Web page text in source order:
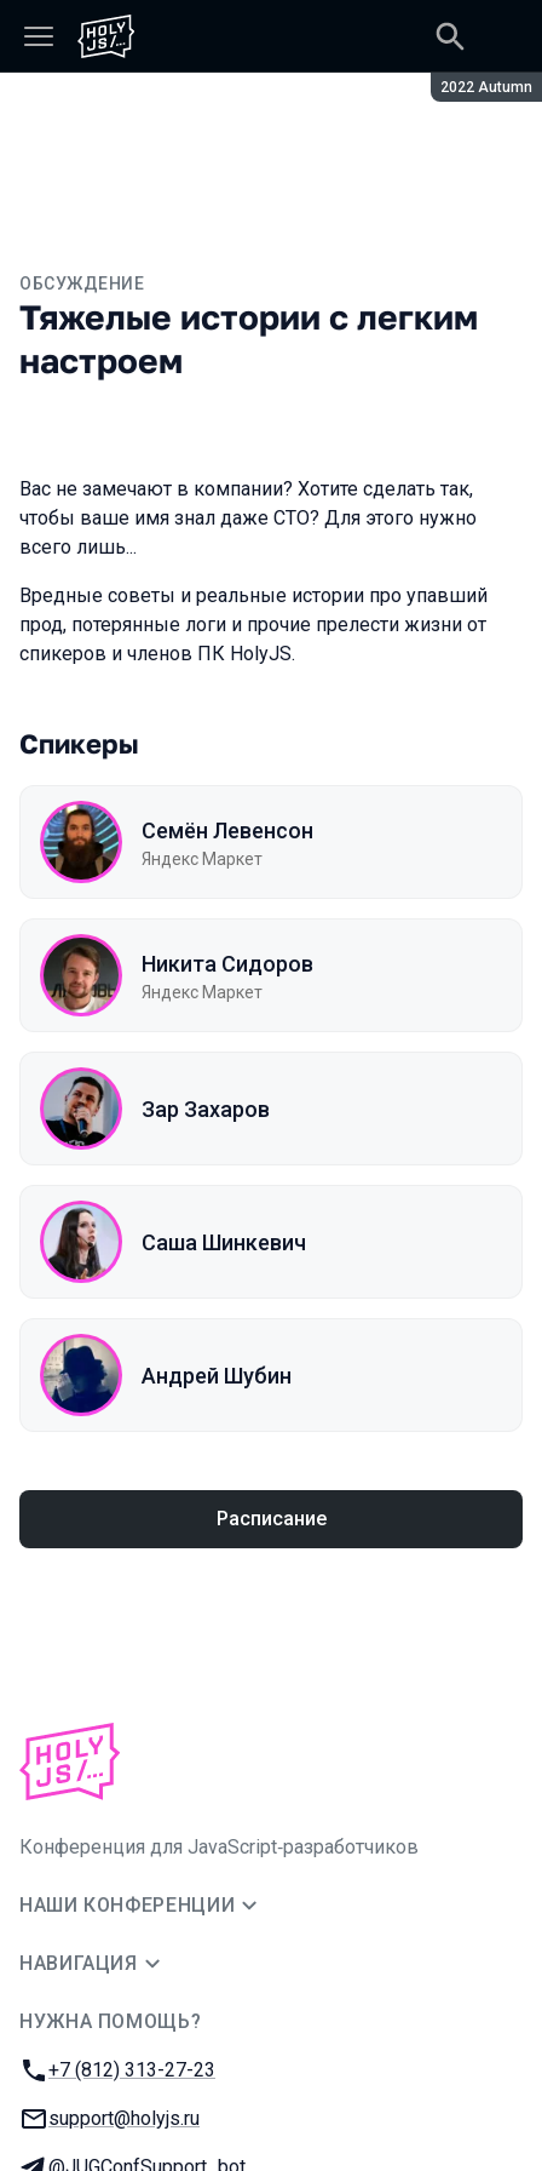
Сезон:
2022 Autumn
ОБСУЖДЕНИЕ
Тяжелые истории с легким
настроем
Вас не замечают в компании? Хотите сделать так,
чтобы ваше имя знал даже СТО? Для этого нужно
всего лишь...
Вредные советы и реальные истории про упавший
прод, потерянные логи и прочие прелести жизни от
спикеров и членов ПК HolyJS.
Спикеры
Семён Левенсон
Яндекс Маркет
Никита Сидоров
Яндекс Маркет
Зар Захаров
Саша Шинкевич
Андрей Шубин
Расписание
Конференция для JavaScript‑разработчиков
НАШИ КОНФЕРЕНЦИИ
НАВИГАЦИЯ
НУЖНА ПОМОЩЬ?
Телефон:
+7 (812) 313-27-23
E-mail:
support@holyjs.ru